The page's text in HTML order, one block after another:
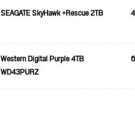
SEAGATE SkyHawk +Rescue 2TB
Western Digital Purple 4TB
WD43PURZ